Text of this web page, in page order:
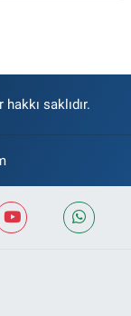
saklıdır.